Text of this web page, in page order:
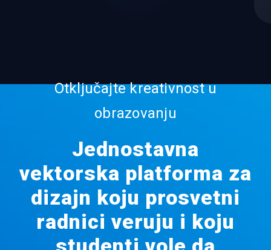
Otključajte kreativnost u
obrazovanju
Jednostavna
vektorska platforma za
dizajn koju prosvetni
radnici veruju i koju